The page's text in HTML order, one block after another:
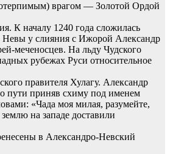
врагом — Золотой Ордой
К началу 1240 года сложилась
Невы у слияния с Ижорой Александр
меченосцев. На льду Чудского
рубежах Руси относительное
правителя Хулагу. Александр
пути приняв схиму под именем
«Чада моя милая, разумейте,
на западе доставили
в Александро-Невский